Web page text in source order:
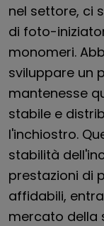
nel settore, ci
di foto-
monomeri.
sviluppare un
mantenesse
stabile e
l'inchiostro.
stabilità
prestazioni di
affidabili,
mercato della